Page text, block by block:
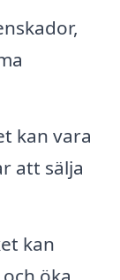
kan vara
att sälja
kan